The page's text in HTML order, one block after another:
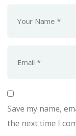
Save my name,
the next time I